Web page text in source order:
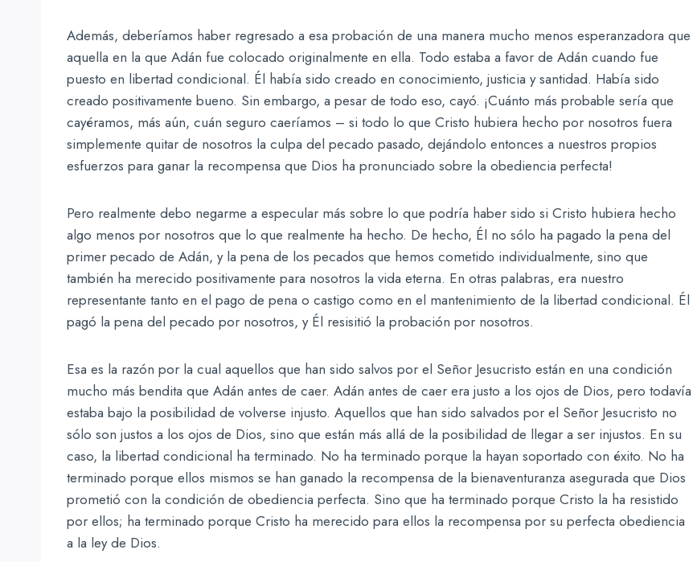
Además, deberíamos haber regresado a esa probación de una manera mucho menos esperanzadora que
aquella en la que Adán fue colocado originalmente en ella. Todo estaba a favor de Adán cuando fue
puesto en libertad condicional. Él había sido creado en conocimiento, justicia y santidad. Había sido
creado positivamente bueno. Sin embargo, a pesar de todo eso, cayó. ¡Cuánto más probable sería que
cayéramos, más aún, cuán seguro caeríamos – si todo lo que Cristo hubiera hecho por nosotros fuera
simplemente quitar de nosotros la culpa del pecado pasado, dejándolo entonces a nuestros propios
esfuerzos para ganar la recompensa que Dios ha pronunciado sobre la obediencia perfecta!
Pero realmente debo negarme a especular más sobre lo que podría haber sido si Cristo hubiera hecho
algo menos por nosotros que lo que realmente ha hecho. De hecho, Él no sólo ha pagado la pena del
primer pecado de Adán, y la pena de los pecados que hemos cometido individualmente, sino que
también ha merecido positivamente para nosotros la vida eterna. En otras palabras, era nuestro
representante tanto en el pago de pena o castigo como en el mantenimiento de la libertad condicional. Él
pagó la pena del pecado por nosotros, y Él resisitió la probación por nosotros.
Esa es la razón por la cual aquellos que han sido salvos por el Señor Jesucristo están en una condición
mucho más bendita que Adán antes de caer. Adán antes de caer era justo a los ojos de Dios, pero todavía
estaba bajo la posibilidad de volverse injusto. Aquellos que han sido salvados por el Señor Jesucristo no
sólo son justos a los ojos de Dios, sino que están más allá de la posibilidad de llegar a ser injustos. En su
caso, la libertad condicional ha terminado. No ha terminado porque la hayan soportado con éxito. No ha
terminado porque ellos mismos se han ganado la recompensa de la bienaventuranza asegurada que Dios
prometió con la condición de obediencia perfecta. Sino que ha terminado porque Cristo la ha resistido
por ellos; ha terminado porque Cristo ha merecido para ellos la recompensa por su perfecta obediencia
a la ley de Dios.